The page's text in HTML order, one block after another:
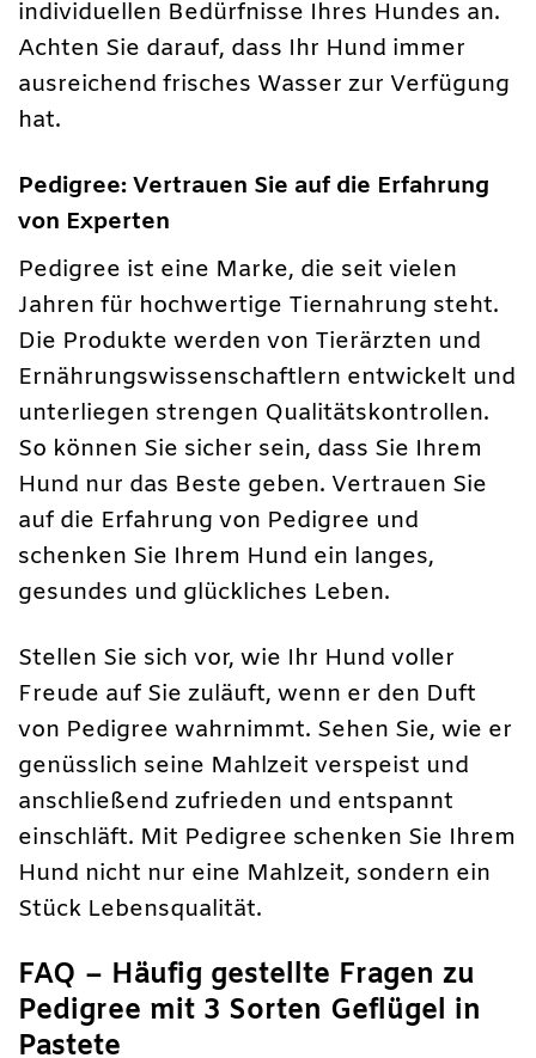
individuellen Bedürfnisse Ihres Hundes an.
Achten Sie darauf, dass Ihr Hund immer
ausreichend frisches Wasser zur Verfügung
hat.
Pedigree: Vertrauen Sie auf die Erfahrung
von Experten
Pedigree ist eine Marke, die seit vielen
Jahren für hochwertige Tiernahrung steht.
Die Produkte werden von Tierärzten und
Ernährungswissenschaftlern entwickelt und
unterliegen strengen Qualitätskontrollen.
So können Sie sicher sein, dass Sie Ihrem
Hund nur das Beste geben. Vertrauen Sie
auf die Erfahrung von Pedigree und
schenken Sie Ihrem Hund ein langes,
gesundes und glückliches Leben.
Stellen Sie sich vor, wie Ihr Hund voller
Freude auf Sie zuläuft, wenn er den Duft
von Pedigree wahrnimmt. Sehen Sie, wie er
genüsslich seine Mahlzeit verspeist und
anschließend zufrieden und entspannt
einschläft. Mit Pedigree schenken Sie Ihrem
Hund nicht nur eine Mahlzeit, sondern ein
Stück Lebensqualität.
FAQ – Häufig gestellte Fragen zu
Pedigree mit 3 Sorten Geflügel in
Pastete